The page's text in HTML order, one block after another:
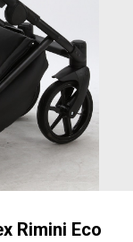
Rimini Eco